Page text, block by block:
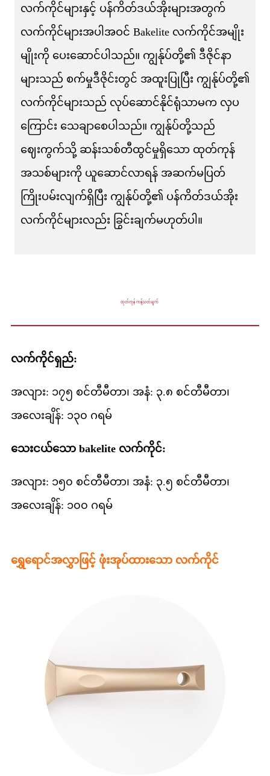
လက်ကိုင်များနှင့် ပန်ကိတ်ဒယ်အိုးများအတွက်
လက်ကိုင်များအပါအဝင် Bakelite လက်ကိုင်အမျိုး
မျိုးကို ပေးဆောင်ပါသည်။ ကျွန်ုပ်တို့၏ ဒီဇိုင်နာ
များသည် စက်မှုဒီဇိုင်းတွင် အထူးပြုပြီး ကျွန်ုပ်တို့၏
လက်ကိုင်များသည် လုပ်ဆောင်နိုင်ရုံသာမက လှပ
ကြောင်း သေချာစေပါသည်။ ကျွန်ုပ်တို့သည်
ဈေးကွက်သို့ ဆန်းသစ်တီထွင်မှုရှိသော ထုတ်ကုန်
အသစ်များကို ယူဆောင်လာရန် အဆက်မပြတ်
ကြိုးပမ်းလျက်ရှိပြီး ကျွန်ုပ်တို့၏ ပန်ကိတ်ဒယ်အိုး
လက်ကိုင်များလည်း ခြွင်းချက်မဟုတ်ပါ။
ထုတ်ကုန် ကန့်သတ်ချက်
လက်ကိုင်ရှည်:
အလျား: ၁၇၅ စင်တီမီတာ၊ အနံ: ၃.၈ စင်တီမီတာ၊
အလေးချိန်: ၁၃၀ ဂရမ်
သေးငယ်သော bakelite လက်ကိုင်:
အလျား: ၁၅၀ စင်တီမီတာ၊ အနံ: ၃.၅ စင်တီမီတာ၊
အလေးချိန်: ၁၀၀ ဂရမ်
ရွှေရောင်အလွှာဖြင့် ဖုံးအုပ်ထားသော လက်ကိုင်